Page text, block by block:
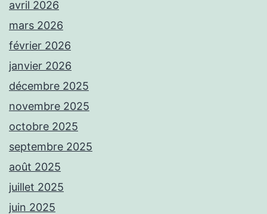
avril 2026
mars 2026
février 2026
janvier 2026
décembre 2025
novembre 2025
octobre 2025
septembre 2025
août 2025
juillet 2025
juin 2025